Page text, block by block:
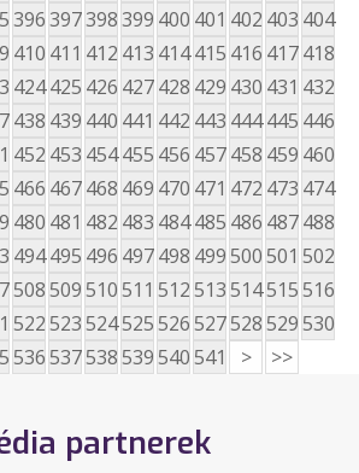
396397398399 400 401 402 403 404
410 411 412 413 414415 416 417418
424425 426 427428 429 430 431 432
438 439 440 441 442 443 444445 446
452 453 454455 456 457458 459 460
466 467468 469 470 471 472 473 474
480 481 482 483 484485 486 487488
494495 496 497498 499500501 502
508509510511 512513514515516
522523524525526527528529530
536537538539540541 > >>
partnerek